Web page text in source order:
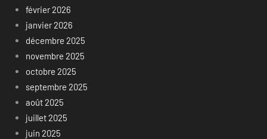
février 2026
janvier 2026
décembre 2025
novembre 2025
octobre 2025
septembre 2025
août 2025
juillet 2025
juin 2025